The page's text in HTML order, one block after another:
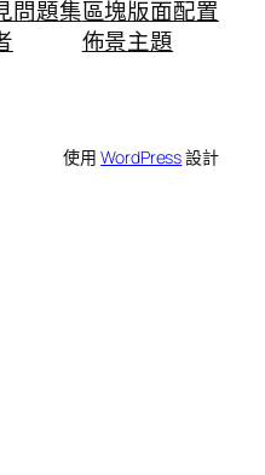
問題集區塊版面配置
佈景主題
使用WordPress設計